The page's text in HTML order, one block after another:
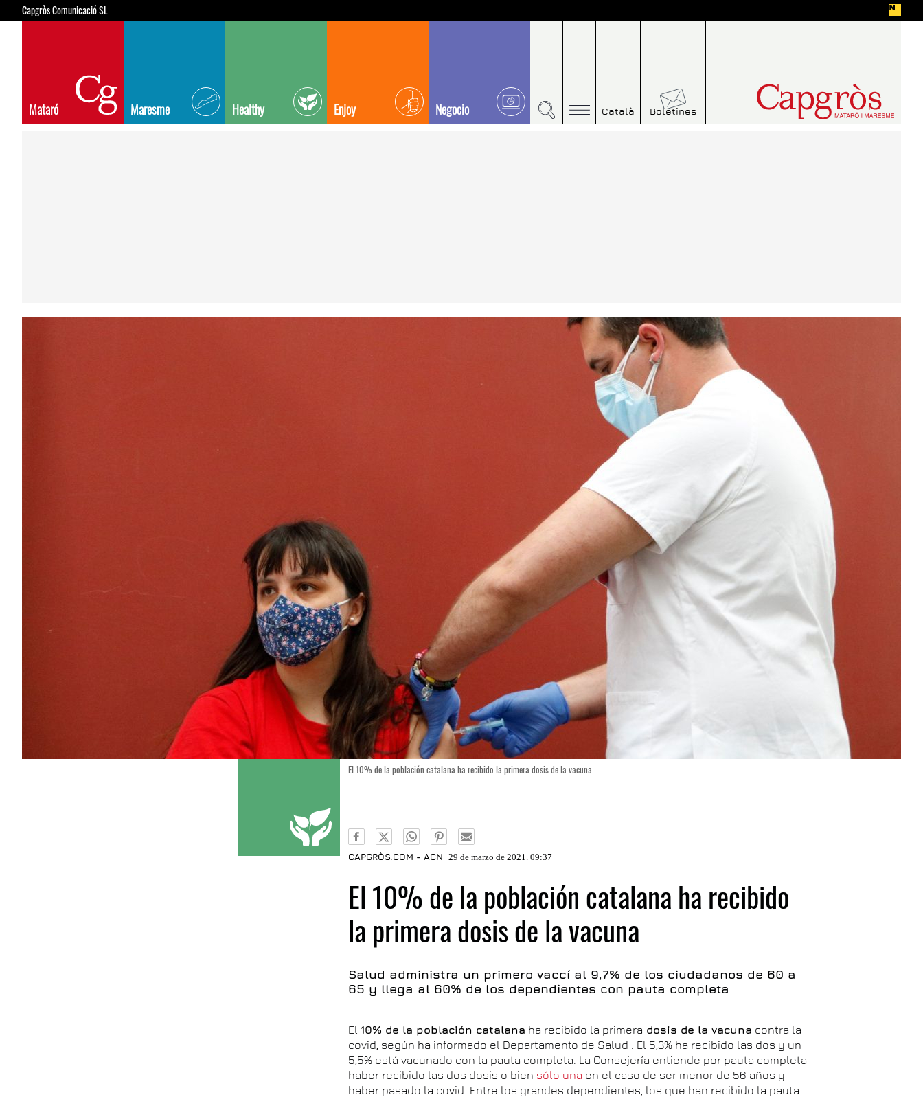
Capgròs Comunicació SL
Mataró Maresme Healthy Enjoy Negocio Català Boletines
El 10% de la población catalana ha recibido la primera dosis de la vacuna
CAPGRÒS.COM - ACN 29 de marzo de 2021. 09:37
El 10% de la población catalana ha recibido
la primera dosis de la vacuna
Salud administra un primero vaccí al 9,7% de los ciudadanos de 60 a
65 y llega al 60% de los dependientes con pauta completa
El 10% de la población catalana ha recibido la primera dosis de la vacuna contra la
covid, según ha informado el Departamento de Salud . El 5,3% ha recibido las dos y un
5,5% está vacunado con la pauta completa. La Consejería entiende por pauta completa
haber recibido las dos dosis o bien sólo una en el caso de ser menor de 56 años y
haber pasado la covid. Entre los grandes dependientes, los que han recibido la pauta